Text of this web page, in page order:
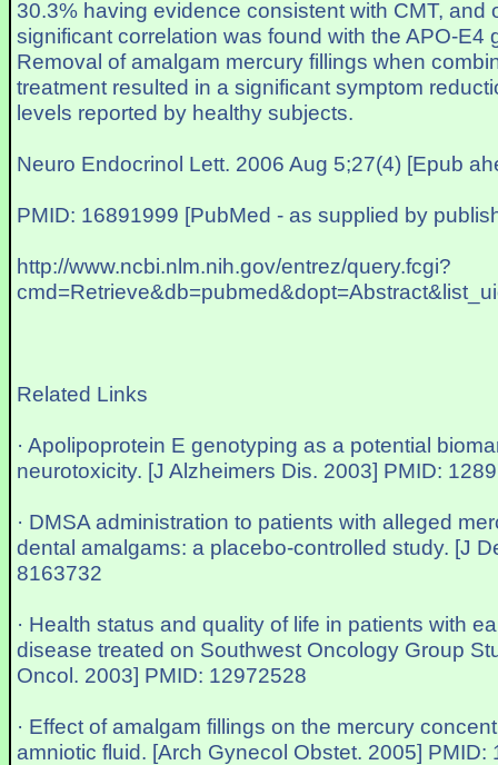
30.3% having evidence consistent with CMT, and
significant correlation was found with the APO-E4
Removal of amalgam mercury fillings when
treatment resulted in a significant symptom
levels reported by healthy subjects.
Neuro Endocrinol Lett. 2006 Aug 5;27(4) [Epub
PMID: 16891999 [PubMed - as supplied by
http://www.ncbi.nlm.nih.gov/entrez/query.fcgi?
Related Links
· Apolipoprotein E genotyping as a potential
neurotoxicity. [J Alzheimers Dis. 2003] PMID:
· DMSA administration to patients with alleged
dental amalgams: a placebo-controlled study. [J
8163732
· Health status and quality of life in patients with
disease treated on Southwest Oncology Group
Oncol. 2003] PMID: 12972528
· Effect of amalgam fillings on the mercury
amniotic fluid. [Arch Gynecol Obstet. 2005] PMID: